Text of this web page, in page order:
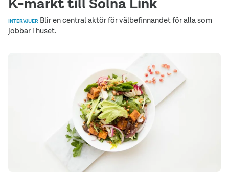
INTERVJUER Blir en central aktör för välbefinnandet för alla som
jobbar i huset.